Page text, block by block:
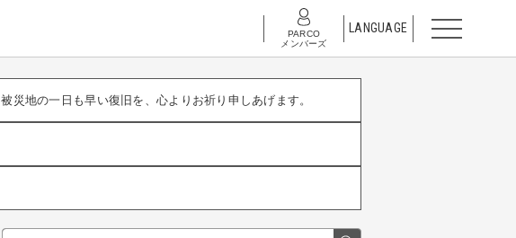
PARCO
メンバーズ
LANGUAGE
地の一日も早い復旧を、心よりお祈り申しあげます。